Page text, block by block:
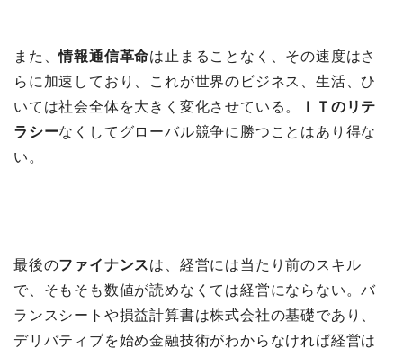
また、情報通信革命は止まることなく、その速度はさ
らに加速しており、これが世界のビジネス、生活、ひ
いては社会全体を大きく変化させている。
ＩＴのリテ
ラシーなくしてグローバル競争に勝つことはあり得な
い。
最後のファイナンスは、経営には当たり前のスキル
で、そもそも数値が読めなくては経営にならない。バ
ランスシートや損益計算書は株式会社の基礎であり、
デリバティブを始め金融技術がわからなければ経営は